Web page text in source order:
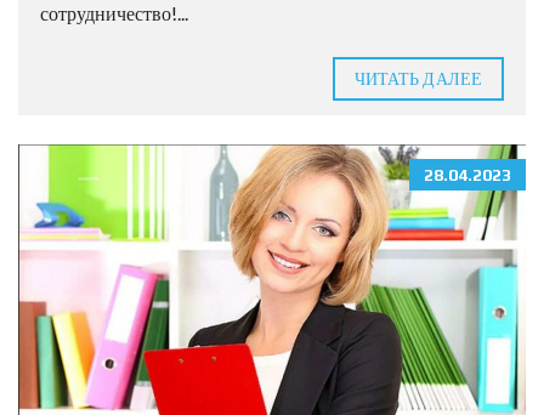
сотрудничество!...
ЧИТАТЬ ДАЛЕЕ
28.04.2023